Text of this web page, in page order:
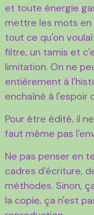
et toute énergie
mettre les mots
tout ce qu'on
filtre, un tamis et
limitation. On ne
entièrement à
enchaîné à l'espoir
Pour être édité, il
faut même pas
Ne pas penser en
cadres d'écriture,
méthodes. Sinon,
la copie, ça n'est